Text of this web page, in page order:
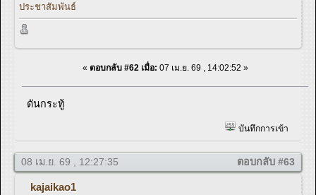
ประชาสัมพันธ์
« ตอบกลับ #62 เมื่อ: 07 เม.ย. 69 , 14:02:52 »
ดันกระทู้
บันทึกการเข้า
08 เม.ย. 69 , 12:27:35 ตอบกลับ #63
kajaikao1